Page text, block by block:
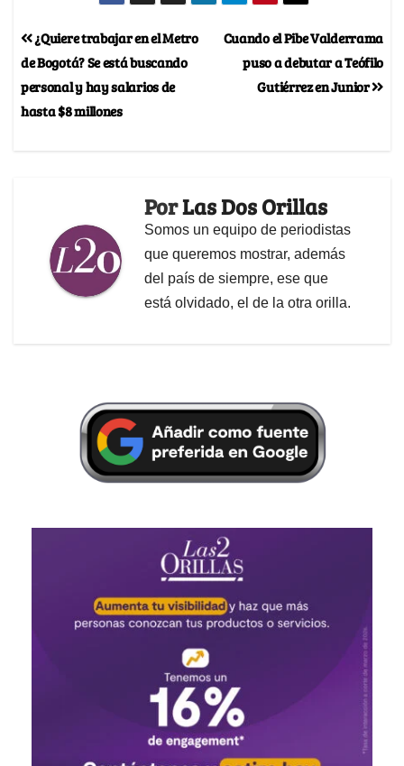
Cuando el Pibe Valderrama
puso a debutar a Teófilo
Gutiérrez en Junior
¿Quiere trabajar en el Metro
de Bogotá? Se está buscando
personal y hay salarios de
hasta $8 millones
PorLas Dos Orillas
Somos un equipo de periodistas
que queremos mostrar, además
del país de siempre, ese que
está olvidado, el de la otra orilla.